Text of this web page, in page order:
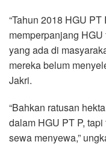
“Tahun 2018 HGU
memperpanjang
yang ada di
mereka belum
Jakri.
“Bahkan ratusan
dalam HGU PT P,
sewa menyewa,”